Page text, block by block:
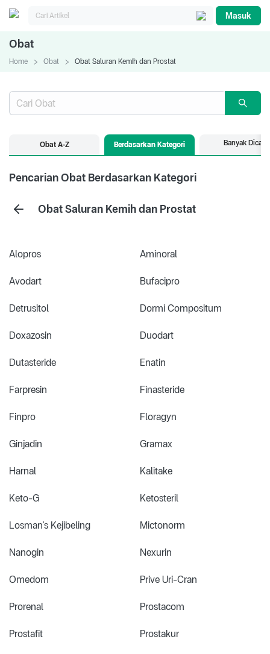
Masuk
Obat
Home Obat Obat Saluran Kemih dan Prostat
Obat A-Z Berdasarkan Kategori Banyak Dicari
Pencarian Obat Berdasarkan Kategori
Obat Saluran Kemih dan Prostat
Alopros Aminoral
Avodart Bufacipro
Detrusitol Dormi Compositum
Doxazosin Duodart
Dutasteride Enatin
Farpresin Finasteride
Finpro Floragyn
Ginjadin Gramax
Harnal Kalitake
Keto-G Ketosteril
Losman's Kejibeling Mictonorm
Nanogin Nexurin
Omedom Prive Uri-Cran
Prorenal Prostacom
Prostafit Prostakur